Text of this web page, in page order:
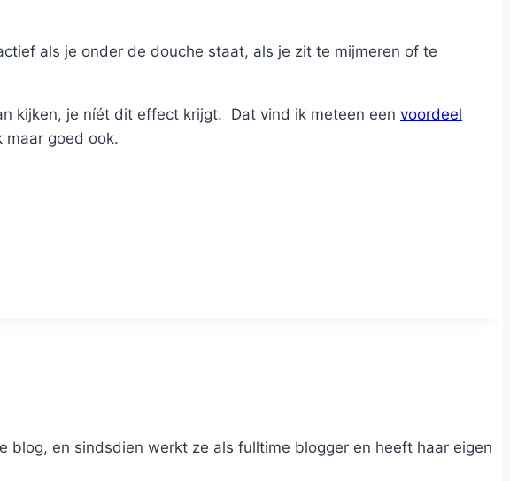
als je onder de douche staat, als je zit te mijmeren of te
kijken, je níét dit effect krijgt. Dat vind ik meteen een voordeel
maar goed ook.
en sindsdien werkt ze als fulltime blogger en heeft haar eigen